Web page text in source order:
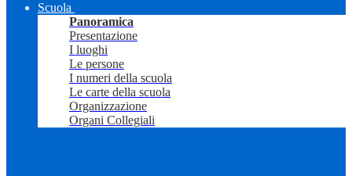
Scuola
Panoramica
Presentazione
I luoghi
Le persone
I numeri della scuola
Le carte della scuola
Organizzazione
Organi Collegiali